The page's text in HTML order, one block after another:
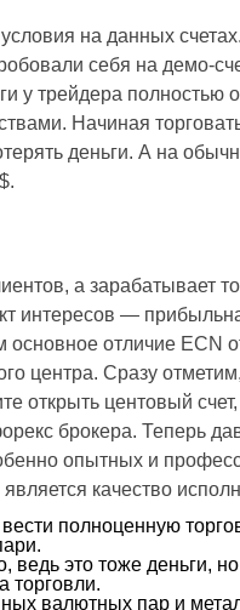
на данных
себя на демо-
у трейдера полностью
Начиная
деньги. А на
а зарабатывает
интересов —
основное отличие ECN
центра. Сразу
открыть центовый
брокера. Теперь
опытных и
качество
полноценную
это тоже деньги,
торговли.
валютных пар и